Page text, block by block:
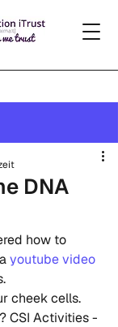
DNA
how to
youtube video
cheek cells.
CSI Activities -